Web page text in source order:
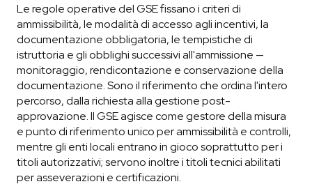
Le regole operative del GSE fissano i criteri di
ammissibilità, le modalità di accesso agli incentivi, la
documentazione obbligatoria, le tempistiche di
istruttoria e gli obblighi successivi all'ammissione —
monitoraggio, rendicontazione e conservazione della
documentazione. Sono il riferimento che ordina l'intero
percorso, dalla richiesta alla gestione post-
approvazione. Il GSE agisce come gestore della misura
e punto di riferimento unico per ammissibilità e controlli,
mentre gli enti locali entrano in gioco soprattutto per i
titoli autorizzativi; servono inoltre i titoli tecnici abilitati
per asseverazioni e certificazioni.